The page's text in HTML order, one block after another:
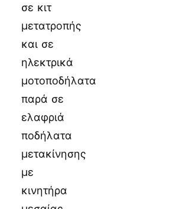
σε κιτ
μετατροπής
και σε
ηλεκτρικά
μοτοποδήλατα
παρά σε
ελαφριά
ποδήλατα
μετακίνησης
με
κινητήρα